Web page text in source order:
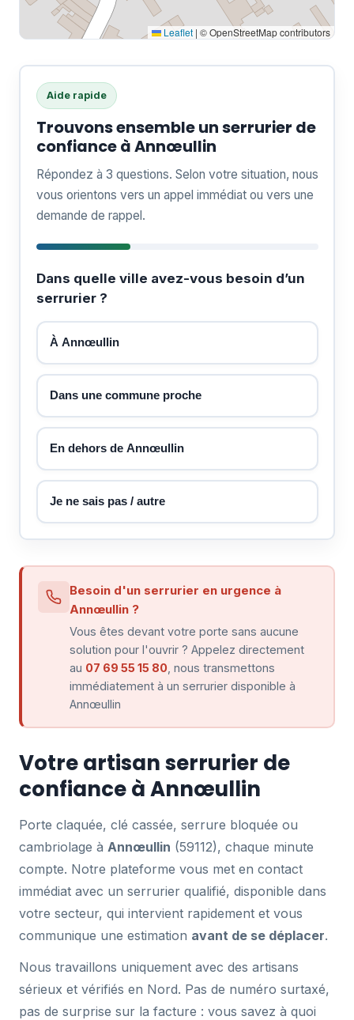
Leaflet | © OpenStreetMap contributors
Aide rapide
Trouvons ensemble un serrurier de
confiance à Annœullin
Répondez à 3 questions. Selon votre situation, nous
vous orientons vers un appel immédiat ou vers une
demande de rappel.
Dans quelle ville avez-vous besoin d’un
serrurier ?
À Annœullin
Dans une commune proche
En dehors de Annœullin
Je ne sais pas / autre
Besoin d'un serrurier en urgence à
Annœullin ?
Vous êtes devant votre porte sans aucune
solution pour l'ouvrir ? Appelez directement
au 07 69 55 15 80 , nous transmettons
immédiatement à un serrurier disponible à
Annœullin
Votre artisan serrurier de
confiance à Annœullin
Porte claquée, clé cassée, serrure bloquée ou
cambriolage à Annœullin (59112), chaque minute
compte. Notre plateforme vous met en contact
immédiat avec un serrurier qualifié, disponible dans
votre secteur, qui intervient rapidement et vous
communique une estimation avant de se déplacer.
Nous travaillons uniquement avec des artisans
sérieux et vérifiés en Nord. Pas de numéro surtaxé,
pas de surprise sur la facture : vous savez à quoi